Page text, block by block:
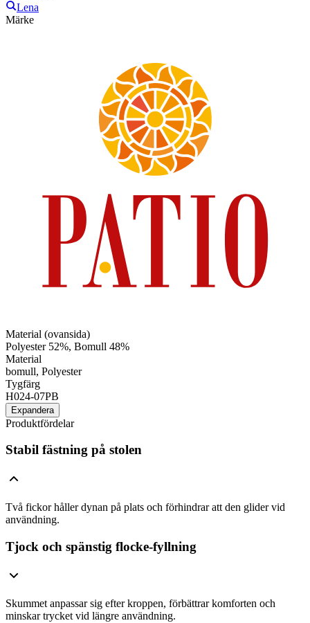
Lena
Märke
Material (ovansida)
Polyester 52%, Bomull 48%
Material
bomull, Polyester
Tygfärg
H024-07PB
Expandera
Produktfördelar
Stabil fästning på stolen
Två fickor håller dynan på plats och förhindrar att den glider vid
användning.
Tjock och spänstig flocke-fyllning
Skummet anpassar sig efter kroppen, förbättrar komforten och
minskar trycket vid längre användning.